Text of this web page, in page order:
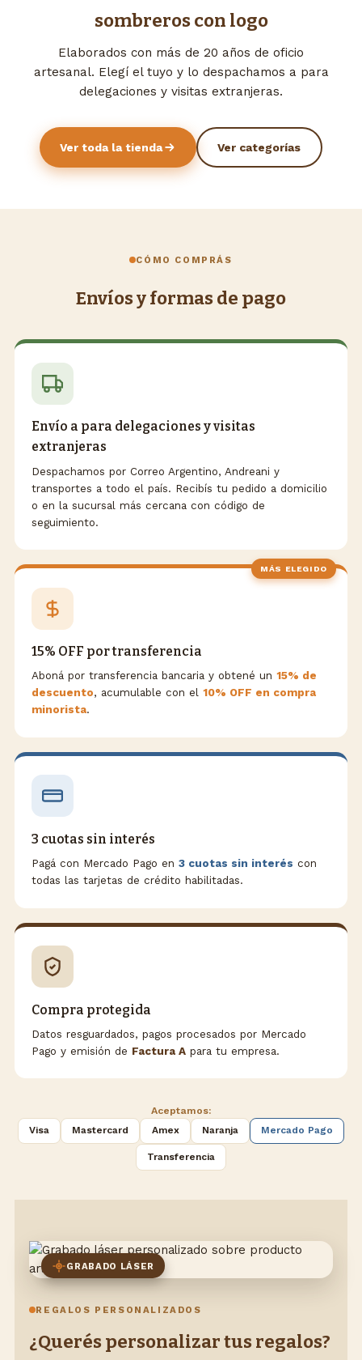
sombreros con logo
Elaborados con más de 20 años de oficio
artesanal. Elegí el tuyo y lo despachamos a para
delegaciones y visitas extranjeras.
Ver toda la tienda Ver categorías
CÓMO COMPRÁS
Envíos y formas de pago
Envío a para delegaciones y visitas
extranjeras
Despachamos por Correo Argentino, Andreani y
transportes a todo el país. Recibís tu pedido a domicilio
o en la sucursal más cercana con código de
seguimiento.
MÁS ELEGIDO
15% OFF por transferencia
Aboná por transferencia bancaria y obtené un 15% de
descuento, acumulable con el 10% OFF en compra
minorista.
3 cuotas sin interés
Pagá con Mercado Pago en 3 cuotas sin interés con
todas las tarjetas de crédito habilitadas.
Compra protegida
Datos resguardados, pagos procesados por Mercado
Pago y emisión de Factura Apara tu empresa.
Aceptamos:
Visa Mastercard Amex Naranja Mercado Pago
Transferencia
GRABADO LÁSER
REGALOS PERSONALIZADOS
¿Querés personalizar tus regalos?